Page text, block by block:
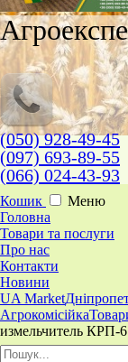
(050) 928-49-45
(097) 693-89-55
(066) 024-43-93
Кошик
Меню
Головна
Товари та послуги
Про нас
Контакти
Новини
UA Market
Агрокомісійка
измельчитель КРП-